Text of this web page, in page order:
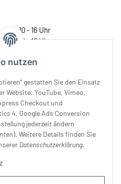
nutzen
gestatten Sie den Einsatz
Website: YouTube, Vimeo,
Checkout und
4, Google Ads Conversion
jederzeit ändern
Weitere Details finden Sie
Datenschutzerklärung.
10 - 16 Uhr
10 - 16 Uhr
10 - 18 Uhr
10 - 14 Uhr